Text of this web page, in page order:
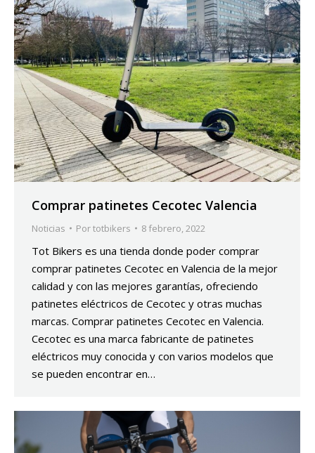
Comprar patinetes Cecotec Valencia
Noticias Portotbikers 8 febrero, 2022
Tot Bikers es una tienda donde poder comprar
comprar patinetes Cecotec en Valencia de la mejor
calidad y con las mejores garantías, ofreciendo
patinetes eléctricos de Cecotec y otras muchas
marcas. Comprar patinetes Cecotec en Valencia.
Cecotec es una marca fabricante de patinetes
eléctricos muy conocida y con varios modelos que
se pueden encontrar en…